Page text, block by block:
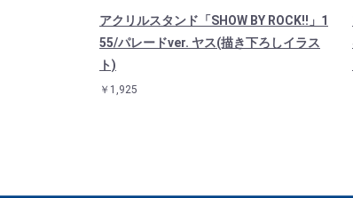
アクリルスタンド「SHOW BY ROCK!!」1
55/パレードver. ヤス(描き下ろしイラス
ト)
￥1,925